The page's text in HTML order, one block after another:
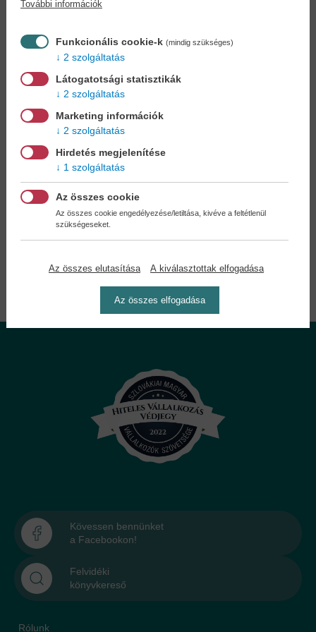
könyve beszerzését!Könyvkereső-szolgálat
Otthonában, kényelmesen
könyvet - tumultus nélkül!
Kedvezmények, nyereményjátékok,
Ön is!
A legelőnyösebb postaköltséggel
Önnek semmiféle kötelezettsége a Családi
Kövessen bennünket
a Facebookon!
Felvidéki
könyvkereső
Rólunk
További információk
Funkcionális cookie-k (mindig szükséges)
2 szolgáltatás
Látogatotsági statisztikák
2 szolgáltatás
Marketing információk
2 szolgáltatás
Hirdetés megjelenítése
1 szolgáltatás
Az összes cookie
Az összes cookie engedélyezése/letiltása, kivéve a feltétlenül
szükségeseket.
Az összes elutasítása A kiválasztottak elfogadása
Az összes elfogadása